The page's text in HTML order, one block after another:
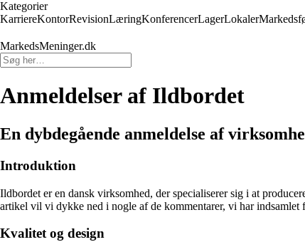
Kategorier
KarriereKontorRevisionLæringKonferencerLagerLokaler
MarkedsMeninger.dk
Anmeldelser af Ildbordet
En dybdegående anmeldelse af
Introduktion
Ildbordet er en dansk virksomhed, der specialiserer sig i at
artikel vil vi dykke ned i nogle af de kommentarer, vi har
Kvalitet og design